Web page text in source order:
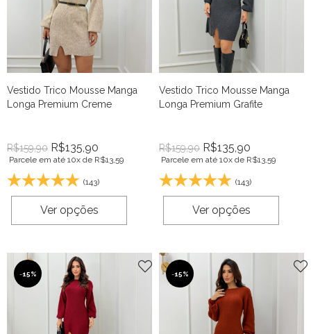
Vestido Trico Mousse Manga
Longa Premium Creme
R$159,90 R$135,90
Parcele em até 10x de R$13,59
(143)
Ver opções
Vestido Trico Mousse Manga
Longa Premium Grafite
R$159,90 R$135,90
Parcele em até 10x de R$13,59
(143)
Ver opções
-15% -15%